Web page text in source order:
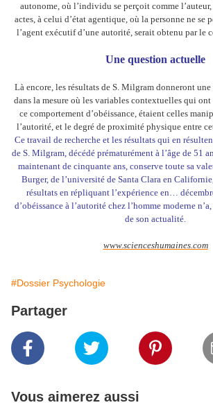
autonome, où l’individu se perçoit comme l’auteur,
actes, à celui d’état agentique, où la personne ne se
l’agent exécutif d’une autorité, serait obtenu par le
Une question actuelle
Là encore, les résultats de S. Milgram donneront
dans la mesure où les variables contextuelles qui ont
ce comportement d’obéissance, étaient celles
l’autorité, et le degré de proximité physique entre
Ce travail de recherche et les résultats qui en
de S. Milgram, décédé prématurément à l’âge de 51
maintenant de cinquante ans, conserve toute sa
Burger, de l’université de Santa Clara en
résultats en répliquant l’expérience en…
d’obéissance à l’autorité chez l’homme moderne
de son actualité.
www.scienceshumaines.com
#Dossier Psychologie
Partager
Vous aimerez aussi